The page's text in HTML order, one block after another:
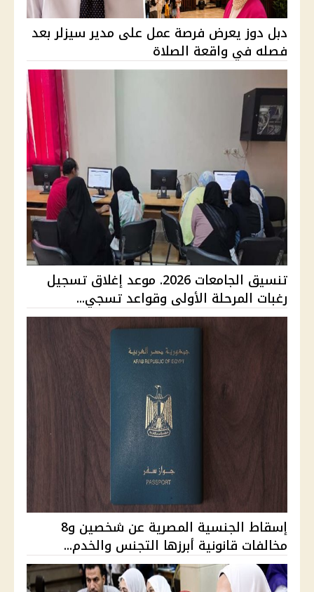
دبل دوز يعرض فرصة عمل على مدير سيزلر بعد
فصله في واقعة الصلاة
تنسيق الجامعات 2026. موعد إغلاق تسجيل
رغبات المرحلة الأولى وقواعد تسجي...
إسقاط الجنسية المصرية عن شخصين و8
مخالفات قانونية أبرزها التجنس والخدم...